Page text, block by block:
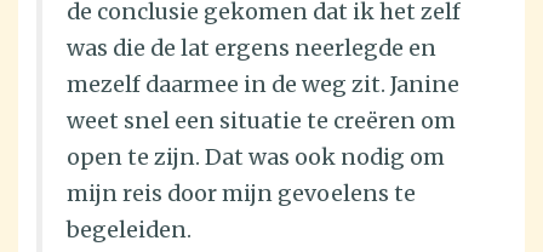
de conclusie gekomen dat ik het zelf
was die de lat ergens neerlegde en
mezelf daarmee in de weg zit. Janine
weet snel een situatie te creëren om
open te zijn. Dat was ook nodig om
mijn reis door mijn gevoelens te
begeleiden.